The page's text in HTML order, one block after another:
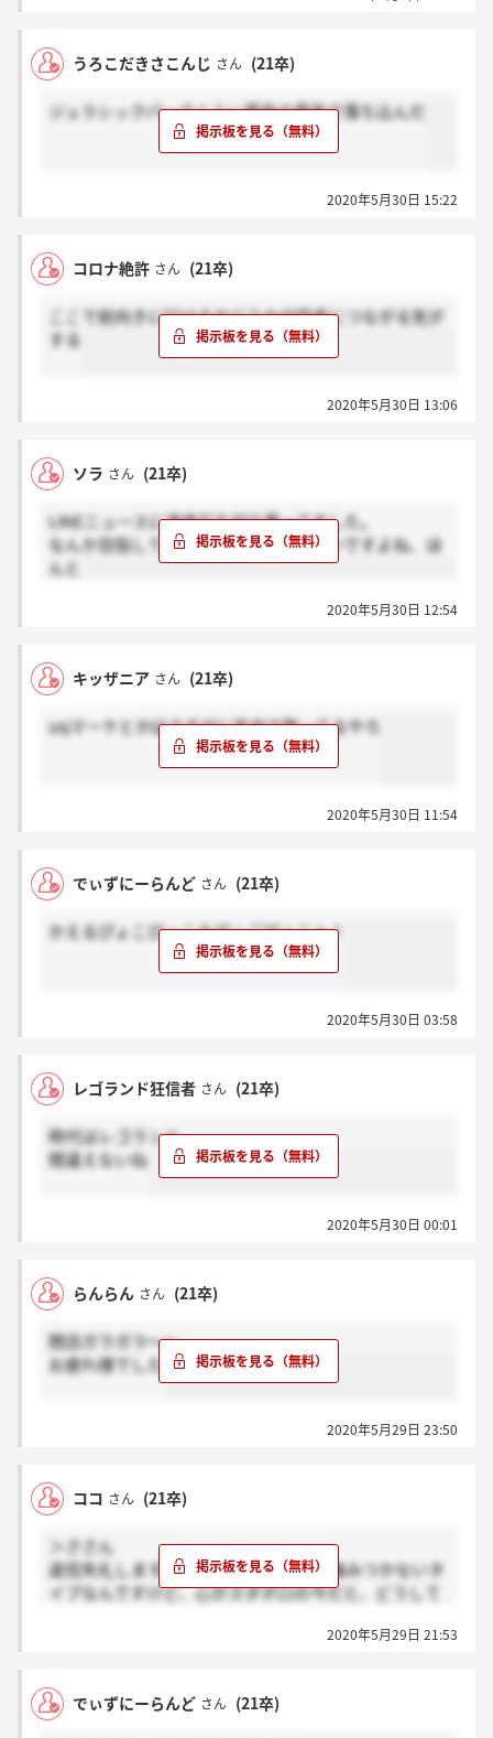
うろこだきさこんじ さん (21卒)
ジュラシックパークくらい最後の最後で落ち込んだ
2020年5月30日 15:22
コロナ絶許 さん (21卒)
ここで前向きに行けるかどうかが将来につながる気が
する
2020年5月30日 13:06
ソラ さん (21卒)
LINEニュースに選考打ち切り載ってました。
なんか目指してた会社だけあって、辛いですよね、ほ
んと
2020年5月30日 12:54
キッザニア さん (21卒)
usjマーケとかはさすがに年内で取ってるやろ
2020年5月30日 11:54
でぃずにーらんど さん (21卒)
かえるぴょこぴょこみぴょごぴょこぉ！
2020年5月30日 03:58
レゴランド狂信者 さん (21卒)
時代はレゴランド
間違えないね
2020年5月30日 00:01
らんらん さん (21卒)
閉店ガラガラ～～
お疲れ様でした
2020年5月29日 23:50
ココ さん (21卒)
＞ささん
返信失礼しますね。普段こういうのは噛みつかないタ
イプなんですけど、心がズダボロの今だと、どうして
過去の投稿遡ると分かると思いますが、正真正銘21卒
むしろ本当に社員さんにフォローしていただけた方
が、ここにいる方々の気が少しは楽になるんですけど
2020年5月29日 21:53
でぃずにーらんど さん (21卒)